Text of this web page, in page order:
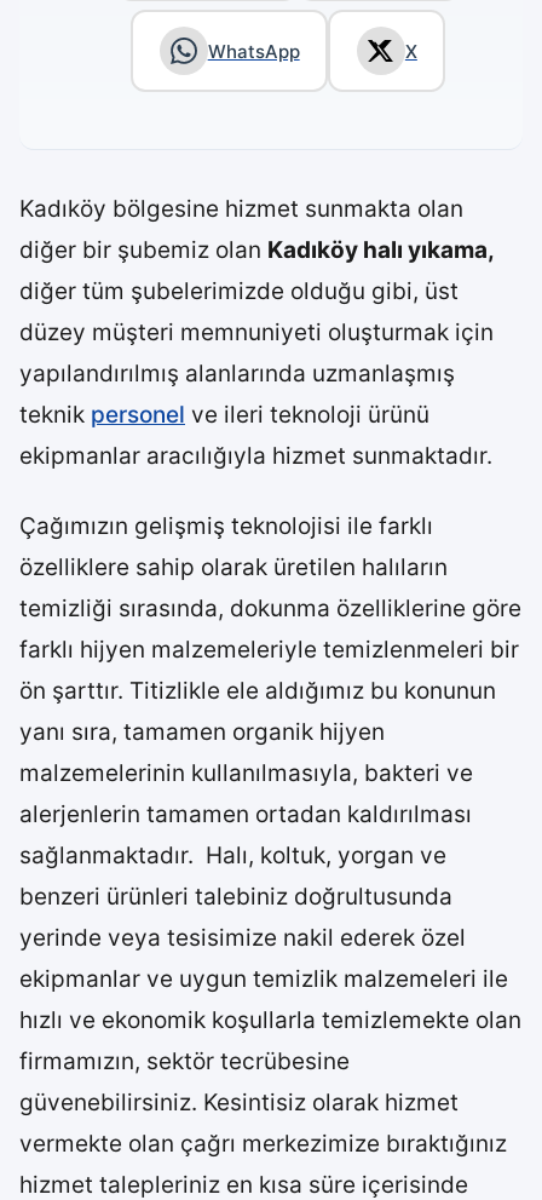
WhatsApp X
Kadıköy bölgesine hizmet sunmakta olan
diğer bir şubemiz olan Kadıköy halı yıkama,
diğer tüm şubelerimizde olduğu gibi, üst
düzey müşteri memnuniyeti oluşturmak için
yapılandırılmış alanlarında uzmanlaşmış
teknik personel ve ileri teknoloji ürünü
ekipmanlar aracılığıyla hizmet sunmaktadır.
Çağımızın gelişmiş teknolojisi ile farklı
özelliklere sahip olarak üretilen halıların
temizliği sırasında, dokunma özelliklerine göre
farklı hijyen malzemeleriyle temizlenmeleri bir
ön şarttır. Titizlikle ele aldığımız bu konunun
yanı sıra, tamamen organik hijyen
malzemelerinin kullanılmasıyla, bakteri ve
alerjenlerin tamamen ortadan kaldırılması
sağlanmaktadır. Halı, koltuk, yorgan ve
benzeri ürünleri talebiniz doğrultusunda
yerinde veya tesisimize nakil ederek özel
ekipmanlar ve uygun temizlik malzemeleri ile
hızlı ve ekonomik koşullarla temizlemekte olan
firmamızın, sektör tecrübesine
güvenebilirsiniz. Kesintisiz olarak hizmet
vermekte olan çağrı merkezimize bıraktığınız
hizmet talepleriniz en kısa süre içerisinde